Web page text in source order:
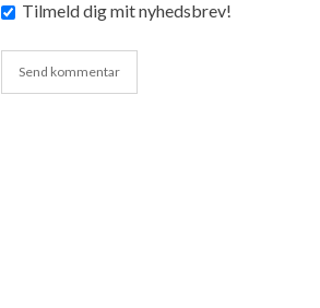
Tilmeld dig mit nyhedsbrev!